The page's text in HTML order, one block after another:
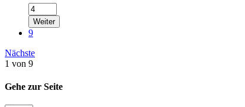
Weiter
9
Nächste
1 von 9
Gehe zur Seite